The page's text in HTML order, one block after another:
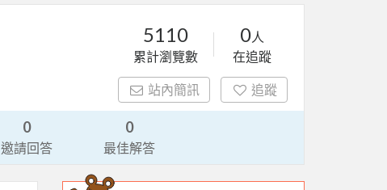
5110
累計瀏覽數
0人
在追蹤
站內簡訊 追蹤
0
邀請回答
0
最佳解答